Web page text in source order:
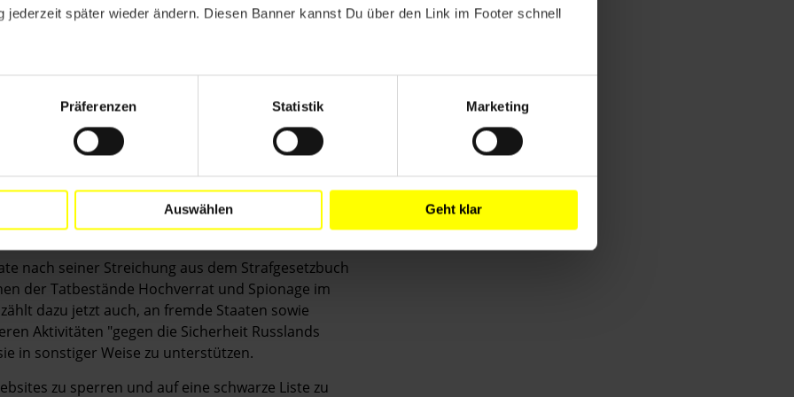
jederzeit später wieder ändern. Diesen Banner kannst Du über den Link im Footer schnell
Präferenzen Statistik Marketing
Auswählen Geht klar
den Wahlbetrug eine weiße Schleife trugen.
geändert und die Liste möglicher
eingeführt und die Strafen erhöht.
eingeschränkt. Viele Medien und vor
Kontrolle. Die beste Sendezeit wurde landesweit
nach seiner Streichung aus dem Strafgesetzbuch
der Tatbestände Hochverrat und Spionage im
dazu jetzt auch, an fremde Staaten sowie
Aktivitäten "gegen die Sicherheit Russlands
in sonstiger Weise zu unterstützen.
zu sperren und auf eine schwarze Liste zu